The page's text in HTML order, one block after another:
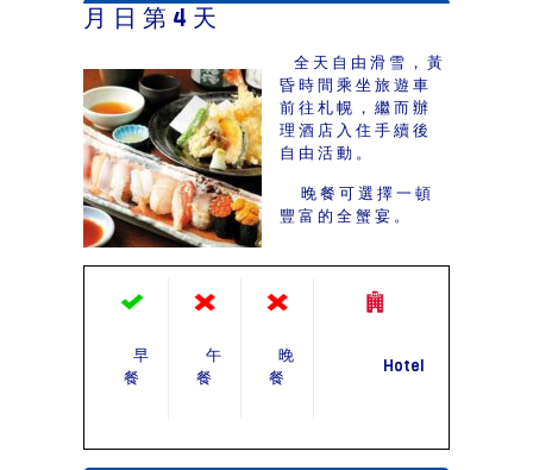
月 日 第 4 天
全天自由滑雪，黃
昏時間乘坐旅遊車
前往札幌，繼而辦
理酒店入住手續後
自由活動。
晚餐可選擇一頓
豐富的全蟹宴。
早
餐
午
餐
晚
餐
Hotel